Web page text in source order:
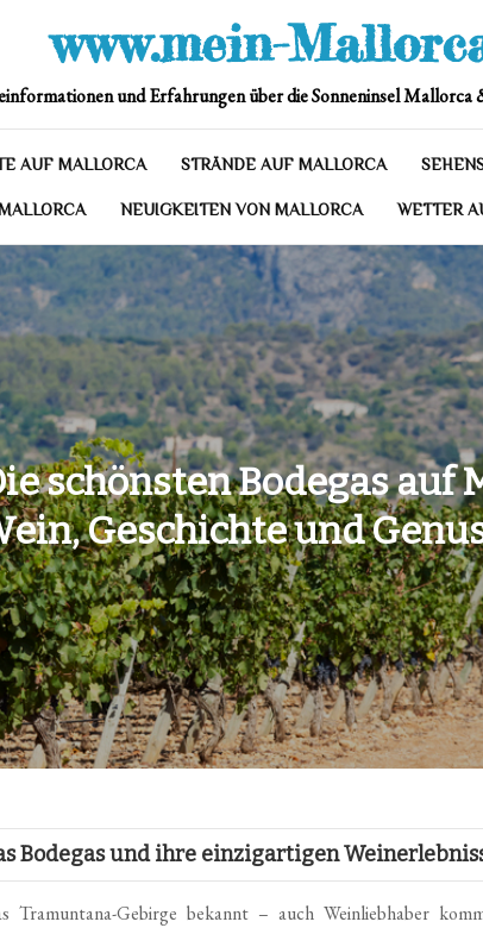
www.mein-
und Erfahrungen über die Sonneninsel Mallorca
AUF MALLORCA STRÄNDE AUF MALLORCA
NEUIGKEITEN VON MALLORCA WETTER
schönsten Bodegas auf
Geschichte und
Bodegas und ihre einzigartigen
Gebirge bekannt – auch Weinliebhaber